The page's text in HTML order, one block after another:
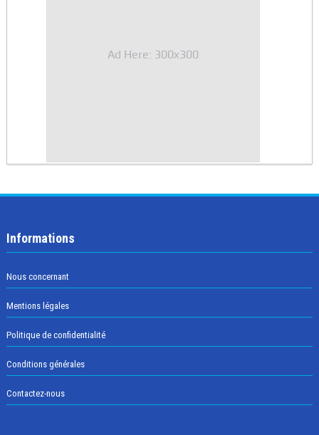
Ad Here: 300x300
Informations
Nous concernant
Mentions légales
Politique de confidentialité
Conditions générales
Contactez-nous